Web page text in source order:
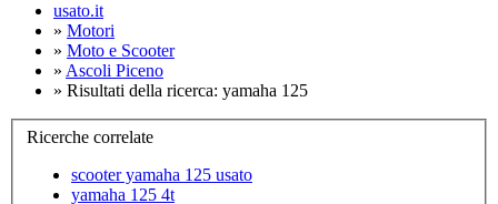
usato.it
» Motori
» Moto e Scooter
» Ascoli Piceno
» Risultati della ricerca: yamaha 125
Ricerche correlate
scooter yamaha 125 usato
yamaha 125 4t